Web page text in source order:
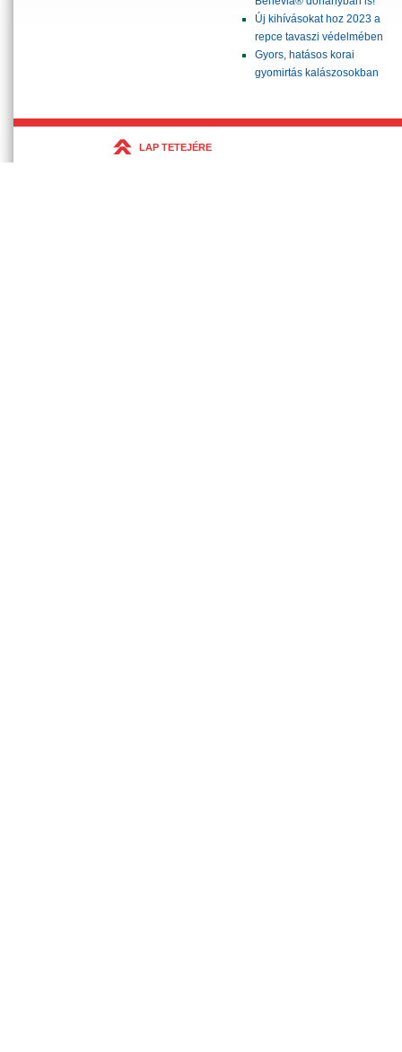
Új kihívásokat hoz 2023 a
repce tavaszi védelmében
Gyors, hatásos korai
gyomirtás kalászosokban
LAP TETEJÉRE